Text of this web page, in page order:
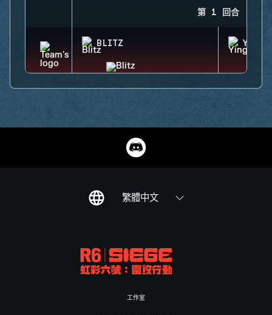
第 1 回合
BLITZ YING
繁體中文
工作室